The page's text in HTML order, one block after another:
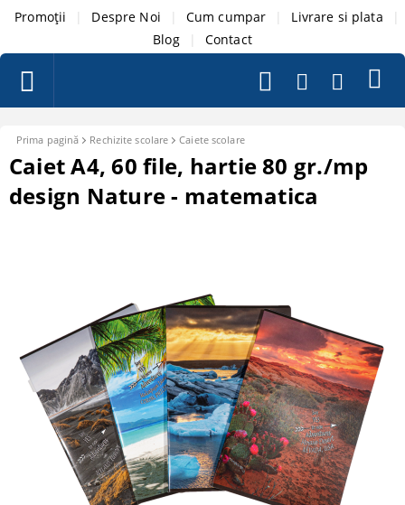
Promoții Despre Noi Cum cumpar Livrare si plata
Blog
Contact
Prima pagină Rechizite scolare Caiete scolare
Caiet A4, 60 file, hartie 80 gr./mp
design Nature - matematica